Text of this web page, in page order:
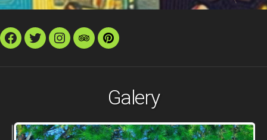
Facebook
TwitterInstagramTripAdvisor
Pinterest
Galery